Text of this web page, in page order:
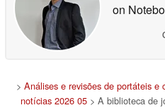
on
> Análises e revisões de portáteis e
notícias 2026 05> A biblioteca de